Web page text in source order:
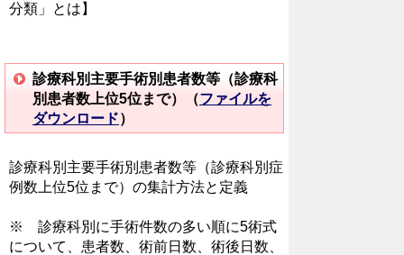
分類」とは】
診療科別主要手術別患者数等（診療科
別患者数上位5位まで）（ファイルを
ダウンロード）
診療科別主要手術別患者数等（診療科別症
例数上位5位まで）の集計方法と定義
※ 診療科別に手術件数の多い順に5術式
について、患者数、術前日数、術後日数、